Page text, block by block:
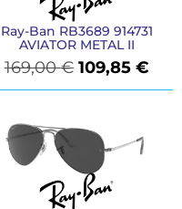
Ray-Ban RB3689 914731
AVIATOR METAL II
169,00€ 109,85 €